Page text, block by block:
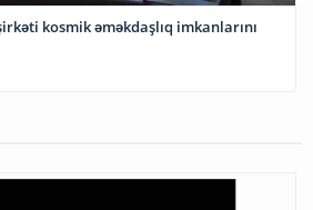
kosmik əməkdaşlıq imkanlarını